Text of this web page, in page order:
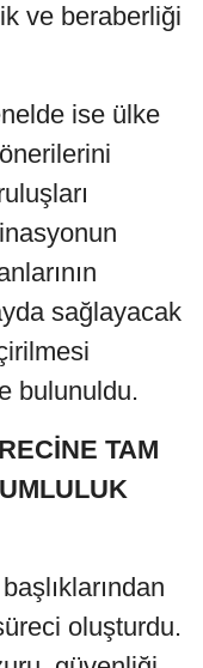
ve beraberliği
ise ülke
sağlayacak
bulunuldu.
TAM
oluşturdu.